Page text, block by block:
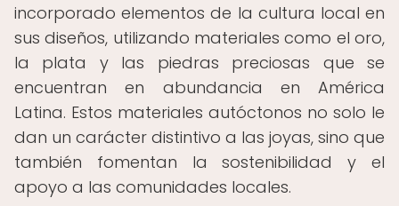
incorporado elementos de la cultura local en
sus diseños, utilizando materiales como el oro,
la plata y las piedras preciosas que se
encuentran en abundancia en América
Latina. Estos materiales autóctonos no solo le
dan un carácter distintivo a las joyas, sino que
también fomentan la sostenibilidad y el
apoyo a las comunidades locales.